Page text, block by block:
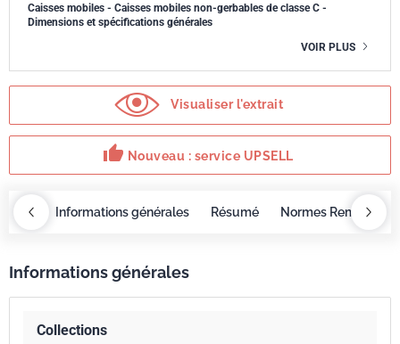
Caisses mobiles - Caisses mobiles non-gerbables de classe C -
Dimensions et spécifications générales
VOIR PLUS
Visualiser l'extrait
thumb_up Nouveau : service UPSELL
Informations générales Résumé Normes
Informations générales
Collections